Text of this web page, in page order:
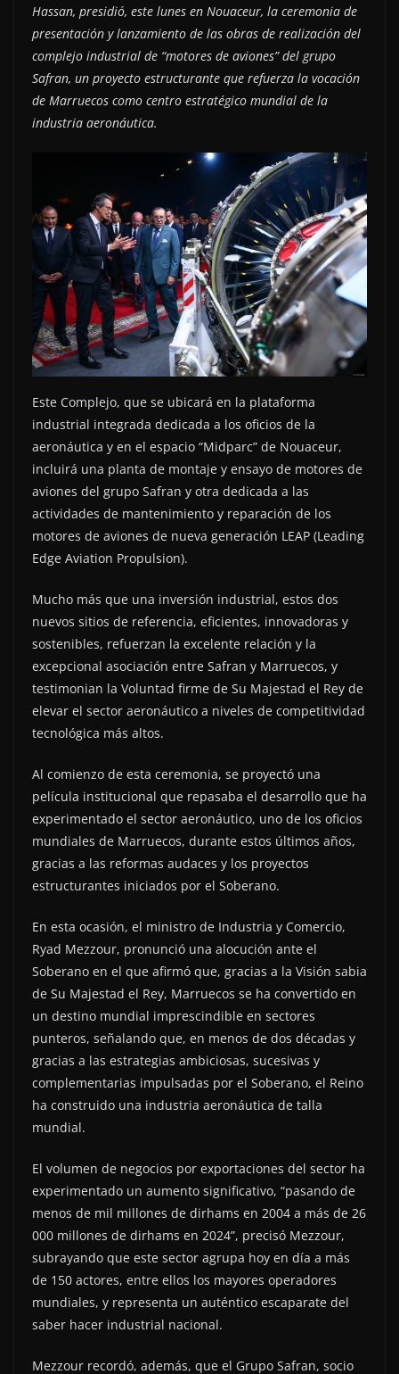
Hassan, presidió, este lunes en Nouaceur, la ceremonia de
presentación y lanzamiento de las obras de realización del
complejo industrial de “motores de aviones” del grupo
Safran, un proyecto estructurante que refuerza la vocación
de Marruecos como centro estratégico mundial de la
industria aeronáutica.
Este Complejo, que se ubicará en la plataforma
industrial integrada dedicada a los oficios de la
aeronáutica y en el espacio “Midparc” de Nouaceur,
incluirá una planta de montaje y ensayo de motores de
aviones del grupo Safran y otra dedicada a las
actividades de mantenimiento y reparación de los
motores de aviones de nueva generación LEAP (Leading
Edge Aviation Propulsion).
Mucho más que una inversión industrial, estos dos
nuevos sitios de referencia, eficientes, innovadoras y
sostenibles, refuerzan la excelente relación y la
excepcional asociación entre Safran y Marruecos, y
testimonian la Voluntad firme de Su Majestad el Rey de
elevar el sector aeronáutico a niveles de competitividad
tecnológica más altos.
Al comienzo de esta ceremonia, se proyectó una
película institucional que repasaba el desarrollo que ha
experimentado el sector aeronáutico, uno de los oficios
mundiales de Marruecos, durante estos últimos años,
gracias a las reformas audaces y los proyectos
estructurantes iniciados por el Soberano.
En esta ocasión, el ministro de Industria y Comercio,
Ryad Mezzour, pronunció una alocución ante el
Soberano en el que afirmó que, gracias a la Visión sabia
de Su Majestad el Rey, Marruecos se ha convertido en
un destino mundial imprescindible en sectores
punteros, señalando que, en menos de dos décadas y
gracias a las estrategias ambiciosas, sucesivas y
complementarias impulsadas por el Soberano, el Reino
ha construido una industria aeronáutica de talla
mundial.
El volumen de negocios por exportaciones del sector ha
experimentado un aumento significativo, “pasando de
menos de mil millones de dirhams en 2004 a más de 26
000 millones de dirhams en 2024”, precisó Mezzour,
subrayando que este sector agrupa hoy en día a más
de 150 actores, entre ellos los mayores operadores
mundiales, y representa un auténtico escaparate del
saber hacer industrial nacional.
Mezzour recordó, además, que el Grupo Safran, socio